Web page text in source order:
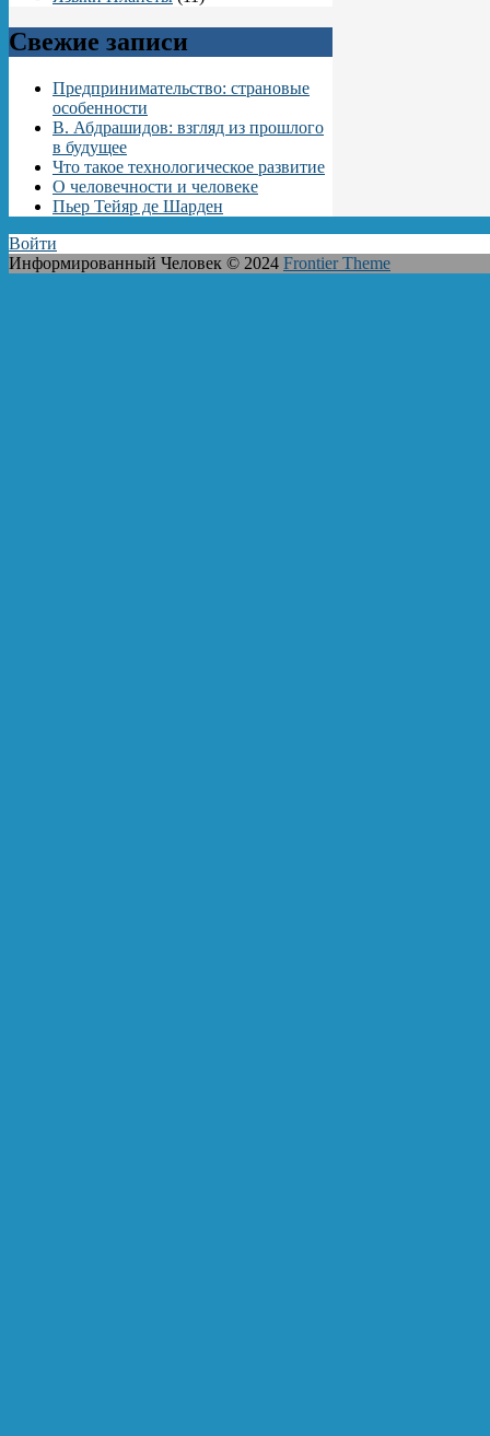
Свежие записи
Предпринимательство: страновые
особенности
В. Абдрашидов: взгляд из прошлого
в будущее
Что такое технологическое развитие
О человечности и человеке
Пьер Тейяр де Шарден
Войти
Информированный Человек © 2024 Frontier Theme